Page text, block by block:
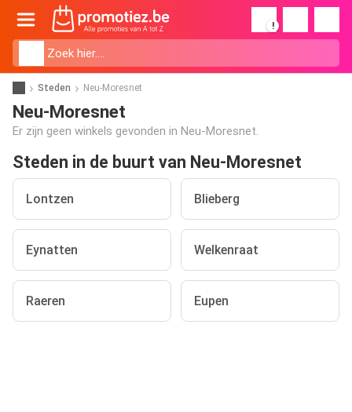
!
Steden Neu-Moresnet
Neu-Moresnet
Er zijn geen winkels gevonden in Neu-Moresnet.
Steden in de buurt van Neu-Moresnet
Lontzen Blieberg
Eynatten Welkenraat
Raeren Eupen